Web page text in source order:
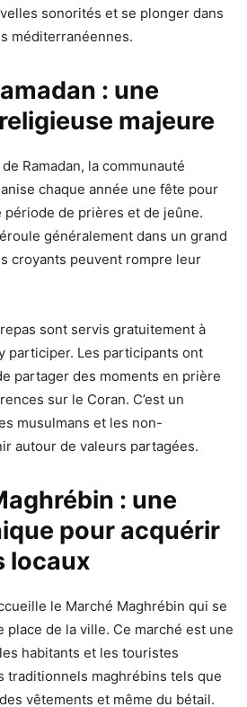
sonorités et se plonger dans
méditerranéennes.
: une
majeure
Ramadan, la communauté
chaque année une fête pour
période de prières et de jeûne.
généralement dans un grand
croyants peuvent rompre leur
sont servis gratuitement à
participer. Les participants ont
partager des moments en prière
sur le Coran. C’est un
musulmans et les non-
autour de valeurs partagées.
: une
pour acquérir
locaux
le Marché Maghrébin qui se
place de la ville. Ce marché est une
habitants et les touristes
traditionnels maghrébins tels que
vêtements et même du bétail.